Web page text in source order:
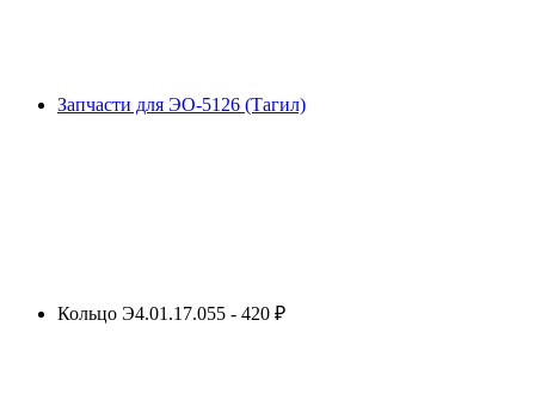
Запчасти для ЭО-5126 (Тагил)
Кольцо Э4.01.17.055 - 420 ₽